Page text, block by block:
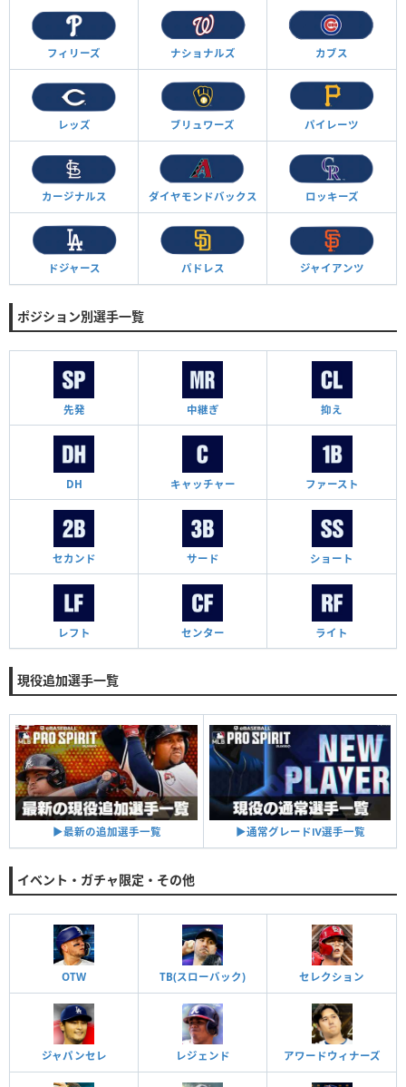
フィリーズ ナショナルズ カブス
レッズ ブリュワーズ パイレーツ
カージナルス ダイヤモンドバックス ロッキーズ
ドジャース パドレス ジャイアンツ
ポジション別選手一覧
先発 中継ぎ 抑え
DH キャッチャー ファースト
セカンド サード ショート
レフト センター ライト
現役追加選手一覧
▶︎最新の追加選手一覧 ▶︎通常グレードⅣ選手一覧
イベント・ガチャ限定・その他
OTW TB(スローバック) セレクション
ジャパンセレ レジェンド アワードウィナーズ